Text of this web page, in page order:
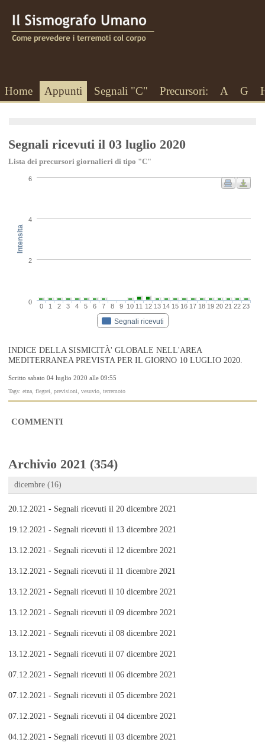
Home Appunti Segnali "C" Precursori: A G
Segnali ricevuti il 03 luglio 2020
Lista dei precursori giornalieri di tipo "C"
Intensita
Segnali ricevuti
0 1 2 3 4 5 6 7 8 9 10 11 12 13 14 15 16 17 18 19 20 21 22 23
0
2
4
6
INDICE DELLA SISMICITÀ' GLOBALE NELL'AREA
MEDITERRANEA PREVISTA PER IL GIORNO 10 LUGLIO 2020.
Scritto sabato 04 luglio 2020 alle 09:55
Tags: etna, flegrei, previsioni, vesuvio, terremoto
COMMENTI
Archivio 2021 (354)
dicembre (16)
20.12.2021 - Segnali ricevuti il 20 dicembre 2021
19.12.2021 - Segnali ricevuti il 13 dicembre 2021
13.12.2021 - Segnali ricevuti il 12 dicembre 2021
13.12.2021 - Segnali ricevuti il 11 dicembre 2021
13.12.2021 - Segnali ricevuti il 10 dicembre 2021
13.12.2021 - Segnali ricevuti il 09 dicembre 2021
13.12.2021 - Segnali ricevuti il 08 dicembre 2021
13.12.2021 - Segnali ricevuti il 07 dicembre 2021
07.12.2021 - Segnali ricevuti il 06 dicembre 2021
07.12.2021 - Segnali ricevuti il 05 dicembre 2021
07.12.2021 - Segnali ricevuti il 04 dicembre 2021
04.12.2021 - Segnali ricevuti il 03 dicembre 2021